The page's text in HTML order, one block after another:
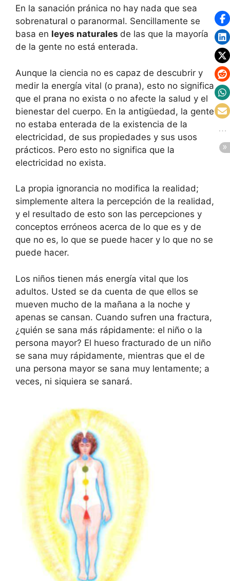
En la sanación pránica no hay nada que sea
sobrenatural o paranormal. Sencillamente se
basa en leyes naturales de las que la mayoría
de la gente no está enterada.
Aunque la ciencia no es capaz de descubrir y
medir la energía vital (o prana), esto no significa
que el prana no exista o no afecte la salud y el
bienestar del cuerpo. En la antigüedad, la gente
no estaba enterada de la existencia de la
electricidad, de sus propiedades y sus usos
prácticos. Pero esto no significa que la
electricidad no exista.
La propia ignorancia no modifica la realidad;
simplemente altera la percepción de la realidad,
y el resultado de esto son las percepciones y
conceptos erróneos acerca de lo que es y de
que no es, lo que se puede hacer y lo que no se
puede hacer.
Los niños tienen más energía vital que los
adultos. Usted se da cuenta de que ellos se
mueven mucho de la mañana a la noche y
apenas se cansan. Cuando sufren una fractura,
¿quién se sana más rápidamente: el niño o la
persona mayor? El hueso fracturado de un niño
se sana muy rápidamente, mientras que el de
una persona mayor se sana muy lentamente; a
veces, ni siquiera se sanará.